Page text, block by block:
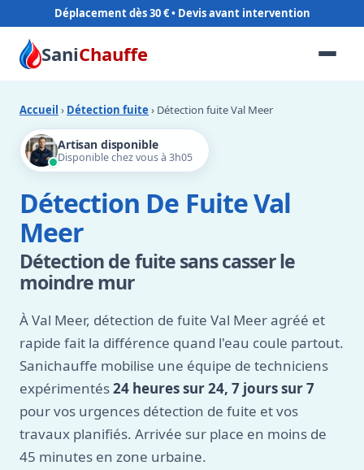
Déplacement dès 30 €
SaniChauffe
Accueil › Détection fuite › Détection fuite Val Meer
Artisan disponible
Disponible chez vous à 3h05
Détection De Fuite Val
Meer
Détection de fuite sans casser le
moindre mur
À Val Meer, détection de fuite Val Meer agréé et
rapide fait la différence quand l'eau coule partout.
Sanichauffe mobilise une équipe de techniciens
expérimentés24 heures sur 24, 7 jours sur 7
pour vos urgences détection de fuite et vos
travaux planifiés. Arrivée sur place en moins de
45 minutes en zone urbaine.